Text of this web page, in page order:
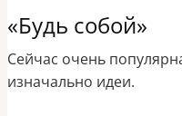
«Будь собой»
Сейчас очень
изначально идеи.